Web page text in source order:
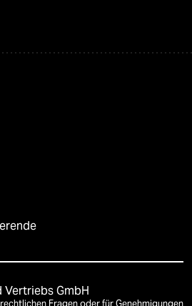
Vertriebs GmbH
Fragen oder für Genehmigungen